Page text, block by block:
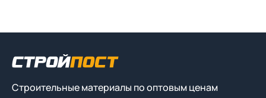
Строительные материалы по оптовым ценам